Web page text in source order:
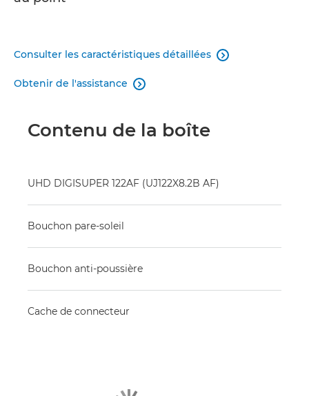
Consulter les caractéristiques détaillées 
Obtenir de l'assistance 
Contenu de la boîte
UHD DIGISUPER 122AF (UJ122X8.2B AF)
Bouchon pare-soleil
Bouchon anti-poussière
Cache de connecteur